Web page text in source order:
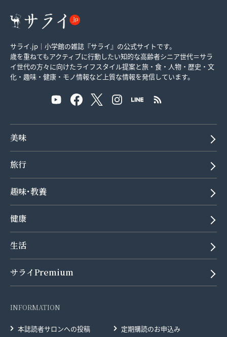
サライ.jp｜小学館の雑誌『サライ』の公式サイトです。
歳を重ねてもアクティブに行動したい知的な高齢者シニア世代＝サラ
イ世代の方々に向けたライフスタイル提案と旅・食・人物・歴史・文
化・趣味・健康・モノ情報など上質な情報を発信しています。
美味
旅行
趣味･教養
健康
生活
サライPremium
INFORMATION
本誌読者サロンへの投稿 定期購読のお申込み